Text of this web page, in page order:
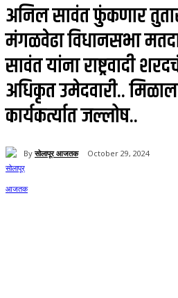
अनिल सावंत फुंकणार
मंगळवेढा विधानसभा
सावंत यांना राष्ट्रवादी
अधिकृत उमेदवारी..
कार्यकर्त्यात जल्लोष..
By सोलापूर आजतक October 29, 2024